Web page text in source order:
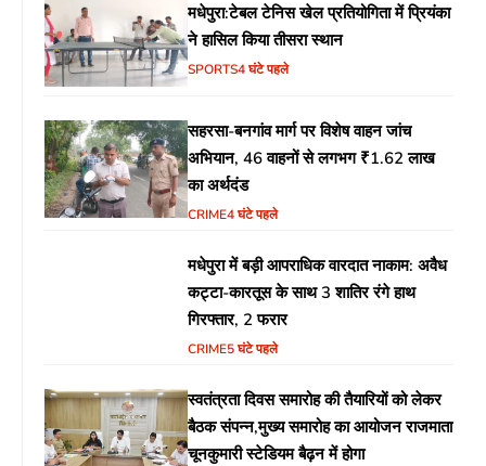
मधेपुरा:टेबल टेनिस खेल प्रतियोगिता में प्रियंका
ने हासिल किया तीसरा स्थान
SPORTS4 घंटे पहले
सहरसा-बनगांव मार्ग पर विशेष वाहन जांच
अभियान, 46 वाहनों से लगभग ₹1.62 लाख
का अर्थदंड
CRIME4 घंटे पहले
मधेपुरा में बड़ी आपराधिक वारदात नाकाम: अवैध
कट्टा-कारतूस के साथ 3 शातिर रंगे हाथ
गिरफ्तार, 2 फरार
CRIME5 घंटे पहले
स्वतंत्रता दिवस समारोह की तैयारियों को लेकर
बैठक संपन्न,मुख्य समारोह का आयोजन राजमाता
चूनकुमारी स्टेडियम बैढ़न में होगा